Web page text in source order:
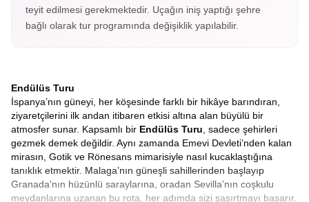
teyit edilmesi gerekmektedir. Uçağın iniş yaptığı şehre
bağlı olarak tur programında değişiklik yapılabilir.
Endülüs Turu
İspanya’nın güneyi, her köşesinde farklı bir hikâye barındıran,
ziyaretçilerini ilk andan itibaren etkisi altına alan büyülü bir
atmosfer sunar. Kapsamlı bir Endülüs Turu , sadece şehirleri
gezmek demek değildir. Aynı zamanda Emevi Devleti’nden kalan
mirasın, Gotik ve Rönesans mimarisiyle nasıl kucaklaştığına
tanıklık etmektir. Malaga’nın güneşli sahillerinden başlayıp
Granada’nın hüzünlü saraylarına, oradan Sevilla’nın coşkulu
meydanlarına uzanan bu rota, her adımda sizi şaşırtmayı başarır.